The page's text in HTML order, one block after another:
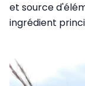
et source
ingrédient